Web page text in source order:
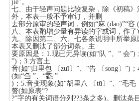
jié”。
七、由于轻声问题比较复杂，除《初稿》
外，本表一般不予审订，并删
去部分原审的轻声词，例如“麻 (dao)”“容
八、本表酌增少量有异读的字或词，作了
九、除因第二、六、七各条说明中所举原
本表又删汰了部分词条。主
要原因是：1.现已无异读(如“队 ”、“ 会”)
”)；3.方言土
音(如“归里包 〔zuī〕”、“告 〔song〕”)
(如“刍 ”、“氍 ”
)；5.音变现象(如“胡里八 〔tū〕”、“毛毛
赘(如原表“?
?”字的有关词语分列??3条之多)。删汰条